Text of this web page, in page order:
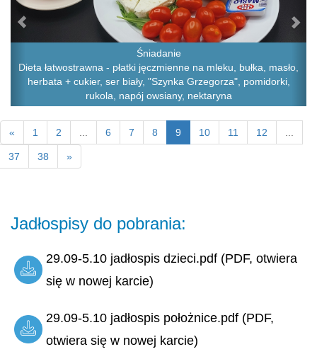
Śniadanie
Dieta łatwostrawna - płatki jęczmienne na mleku, bułka, masło,
herbata + cukier, ser biały, "Szynka Grzegorza", pomidorki,
rukola, napój owsiany, nektaryna
« 1 2 6 7 8 9 10 11 12
37 38 »
Jadłospisy do pobrania:
29.09-5.10 jadłospis dzieci.pdf (PDF, otwiera
się w nowej karcie)
29.09-5.10 jadłospis położnice.pdf (PDF,
otwiera się w nowej karcie)